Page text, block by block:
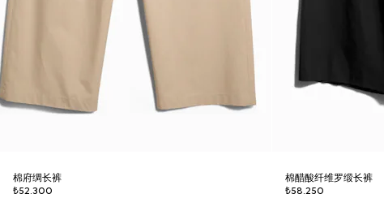
棉府绸长裤
₺52.300
棉醋酸纤维罗缎长裤
₺58.250